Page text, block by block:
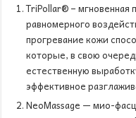
TriPollar® – мгновенная
равномерного
прогревание кожи
которые, в свою
естественную
эффективное
NeoMassage — мио-